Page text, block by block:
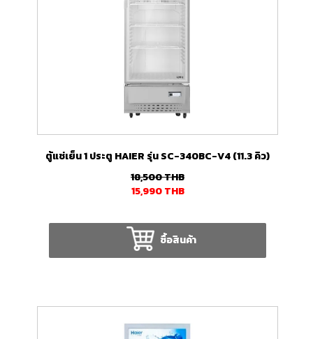
ตู้แช่เย็น 1 ประตู HAIER รุ่น SC-340BC-V4 (11.3 คิว)
18,500THB
15,990THB
ซื้อสินค้า